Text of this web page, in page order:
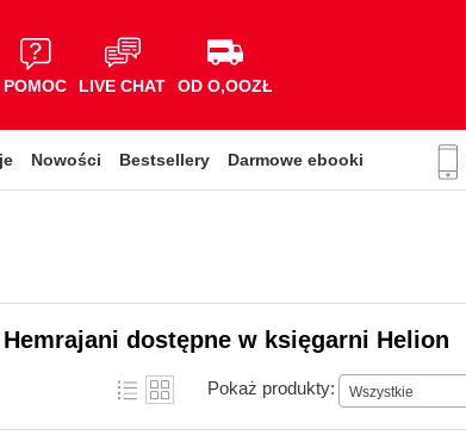
POMOC LIVE CHAT OD O,OOZŁ
Nowości Bestsellery Darmowe ebooki
dostępne w księgarni Helion
Pokaż produkty: Wszystkie